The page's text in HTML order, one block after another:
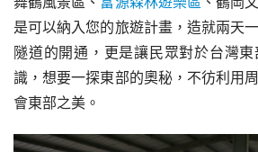
是可以納入您的旅遊計畫，造就兩天
隧道的開通，更是讓民眾對於台灣
識，想要一探東部的奧秘，不彷利用
會東部之美。